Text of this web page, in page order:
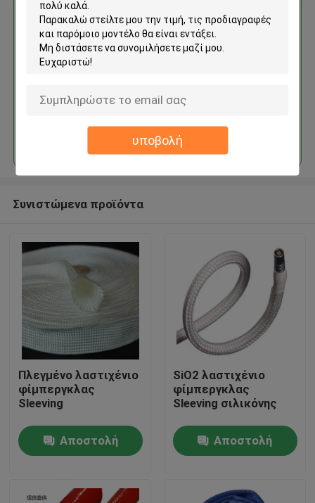
υποβολή
Σπίτι
Προϊόντα
Περίπου εμείς
Ντυμένος σιλικόνη αγωγός
Sleeving φίμπεργκλας, υψηλής
Να συνεχίσει
Συνιστώμενα προϊόντα
Πλεγμένο λαστιχένιο
φίμπεργκλας
Sleeving
Αποστολή
SiO2 λαστιχένιο
φίμπεργκλας
Sleeving σιλικόνης
Αποστολή